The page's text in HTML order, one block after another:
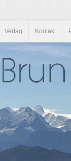
Verlag Kontakt